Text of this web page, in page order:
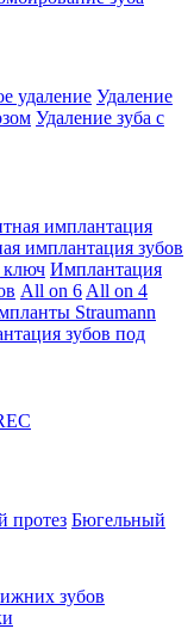
удаление Удаление
Удаление зуба с
имплантация
имплантация зубов
ключ Имплантация
All on 6 All on 4
Straumann
зубов под
протез Бюгельный
зубов